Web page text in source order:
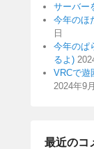
サーバー
今年のほ
日
今年のぱ
るよ)
VRCで遊
2024年9
最近のコ